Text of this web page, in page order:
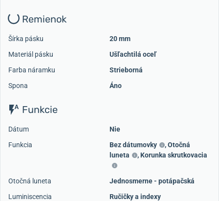
Remienok
Šírka pásku
20 mm
Materiál pásku
Ušľachtilá oceľ
Farba náramku
Strieborná
Spona
Áno
Funkcie
Dátum
Nie
Funkcia
Bez dátumovky ,Otočná
luneta
, Korunka skrutkovacia
Otočná luneta
Jednosmerne - potápačská
Luminiscencia
Ručičky a indexy